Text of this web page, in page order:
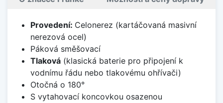
Provedení: Celonerez (kartáčovaná masivní
nerezová ocel)
Páková směšovací
Tlaková(klasická baterie pro připojení k
vodnímu řádu nebo tlakovému ohřívači)
Otočná o 180°
S vytahovací koncovkou osazenou